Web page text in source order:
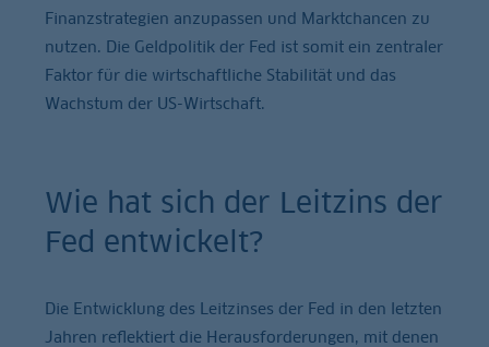
Finanzstrategien anzupassen und Marktchancen zu
nutzen. Die Geldpolitik der Fed ist somit ein zentraler
Faktor für die wirtschaftliche Stabilität und das
Wachstum der US-Wirtschaft.
Wie hat sich der Leitzins der
Fed entwickelt?
Die Entwicklung des Leitzinses der Fed in den letzten
Jahren reflektiert die Herausforderungen, mit denen